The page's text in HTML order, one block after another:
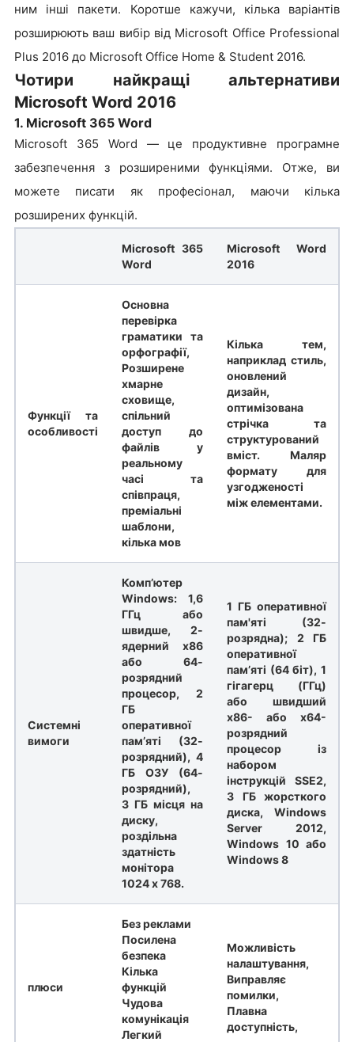
ним інші пакети. Коротше кажучи, кілька варіантів
розширюють ваш вибір від Microsoft Office Professional
Plus 2016 до Microsoft Office Home & Student 2016.
Чотири найкращі альтернативи
Microsoft Word 2016
1. Microsoft 365 Word
Microsoft 365 Word — це продуктивне програмне
забезпечення з розширеними функціями. Отже, ви
можете писати як професіонал, маючи кілька
розширених функцій.
Microsoft 365
Word
Microsoft Word
2016
Функції та
особливості
Основна
перевірка
граматики та
орфографії,
Розширене
хмарне
сховище,
спільний
доступ до
файлів у
реальному
часі та
співпраця,
преміальні
шаблони,
кілька мов
Кілька тем,
наприклад стиль,
оновлений
дизайн,
оптимізована
стрічка та
структурований
вміст. Маляр
формату для
узгодженості
між елементами.
Системні
вимоги
Комп’ютер
Windows: 1,6
ГГц або
швидше, 2-
ядерний x86
або 64-
розрядний
процесор, 2
ГБ
оперативної
пам’яті (32-
розрядний), 4
ГБ ОЗУ (64-
розрядний),
3 ГБ місця на
диску,
роздільна
здатність
монітора
1024 x 768.
1 ГБ оперативної
пам'яті (32-
розрядна); 2 ГБ
оперативної
пам’яті (64 біт), 1
гігагерц (ГГц)
або швидший
x86- або x64-
розрядний
процесор із
набором
інструкцій SSE2,
3 ГБ жорсткого
диска, Windows
Server 2012,
Windows 10 або
Windows 8
плюси
Без реклами
Посилена
безпека
Кілька
функцій
Чудова
комунікація
Легкий
Можливість
налаштування,
Виправляє
помилки,
Плавна
доступність,